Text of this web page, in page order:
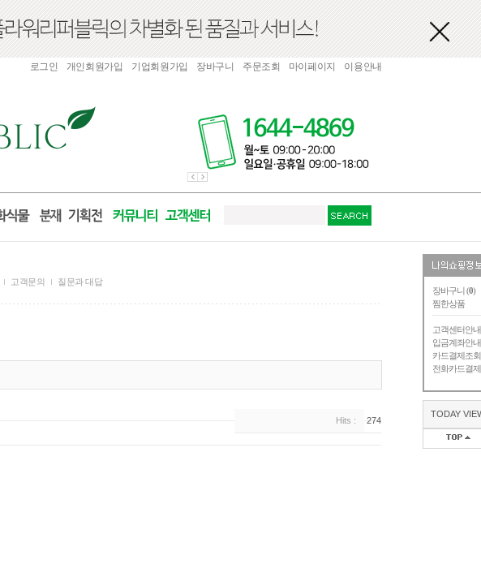
장바구니 (0)
찜한상품
고객센터안내
입금계좌안내
카드결제조회
전화카드결제
TODAY
로그인 개인회원가입 기업회원가입 장바구니 주문조회 마이페이지 이용안내
고객문의 질문과 대답
Hits : 274